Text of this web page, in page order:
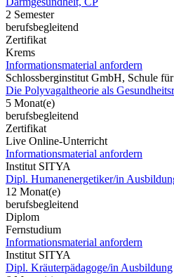
2 Semester
berufsbegleitend
Zertifikat
Krems
Informationsmaterial anfordern
Schlossberginstitut GmbH, Schule
Die Polyvagaltheorie als
5 Monat(e)
berufsbegleitend
Zertifikat
Live Online-Unterricht
Informationsmaterial anfordern
Institut SITYA
Dipl. Humanenergetiker/in
12 Monat(e)
berufsbegleitend
Diplom
Fernstudium
Informationsmaterial anfordern
Institut SITYA
Dipl. Kräuterpädagoge/in Ausbildung